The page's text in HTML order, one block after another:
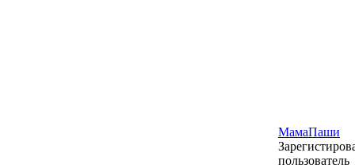
МамаПаши
пользователь